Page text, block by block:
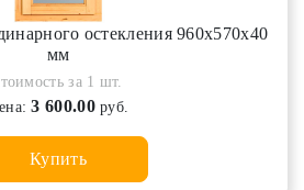
остекления 960х570х40
мм
за 1 шт.
3 600.00руб.
Купить